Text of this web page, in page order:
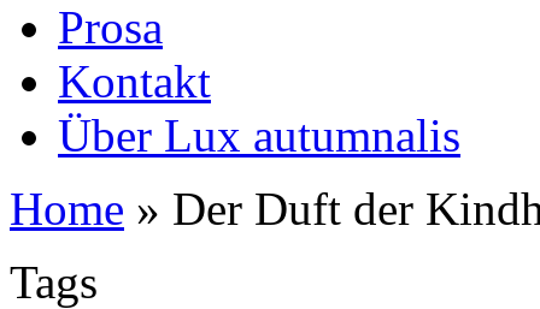
Prosa
Kontakt
Über Lux autumnalis
Home » Der Duft der
Tags